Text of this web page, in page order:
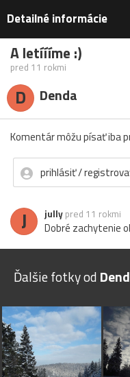
Detailné informácie
A letíííme :)
pred 11 rokmi
D Denda
Komentár môžu písať iba
prihlásiť /
J jully pred 11 rokmi
Dobré zachytenie
Ďalšie fotky od